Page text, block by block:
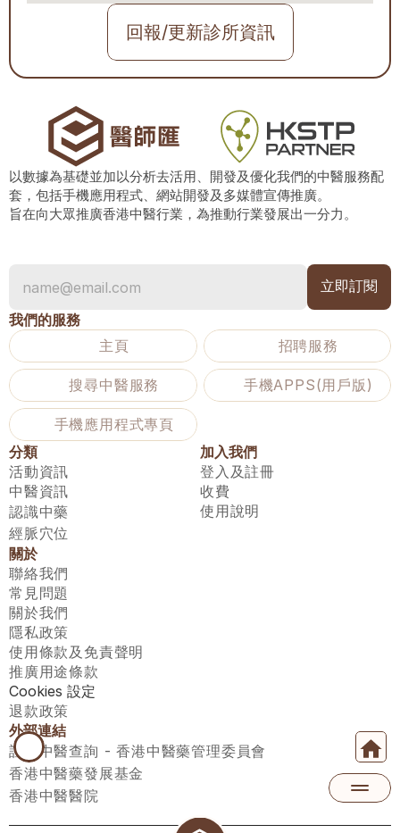
回報/更新診所資訊
以數據為基礎並加以分析去活用、開發及優化我們的中醫服務配
套，包括手機應用程式、網站開發及多媒體宣傳推廣。
旨在向大眾推廣香港中醫行業，為推動行業發展出一分力。
我們的服務
主頁
招聘服務
搜尋中醫服務 手機APPS(用戶版)
手機應用程式專頁
分類
活動資訊
中醫資訊
認識中藥
經脈穴位
加入我們
登入及註冊
收費
使用說明
關於
聯絡我們
常見問題
關於我們
隱私政策
使用條款及免責聲明
推廣用途條款
Cookies 設定
退款政策
外部連結
註冊中醫查詢 - 香港中醫藥管理委員會
香港中醫藥發展基金
香港中醫醫院